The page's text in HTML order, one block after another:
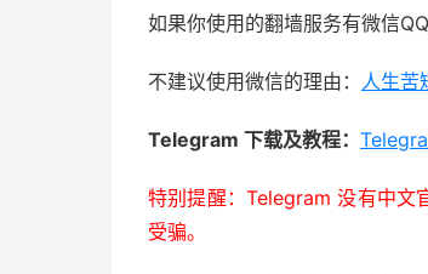
如果你使用的翻墙服务有微信
不建议使用微信的理由： 人生苦
Telegram 下载及教程：
特别提醒：Telegram 没有中文
受骗。